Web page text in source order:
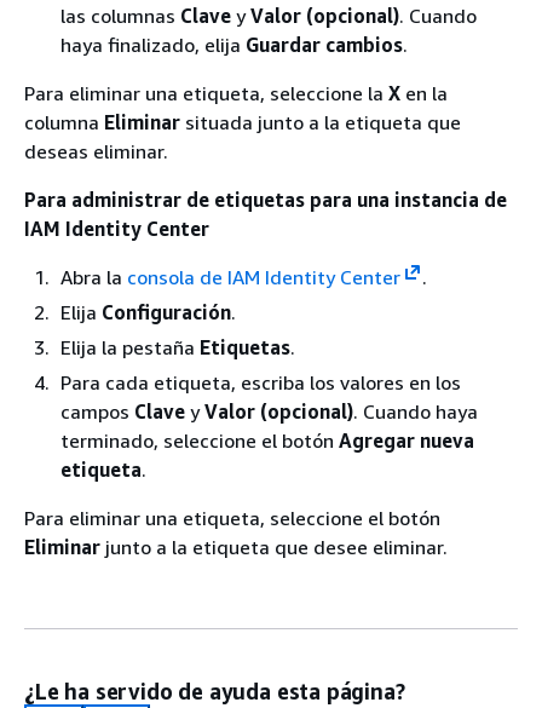
las columnas Clave yValor (opcional). Cuando
haya finalizado, elija Guardar cambios.
Para eliminar una etiqueta, seleccione la X en la
columna Eliminar situada junto a la etiqueta que
deseas eliminar.
Para administrar de etiquetas para una instancia de
IAM Identity Center
Abra la consola de IAM Identity Center
.
Elija Configuración.
Elija la pestaña Etiquetas.
Para cada etiqueta, escriba los valores en los
campos Clave yValor (opcional). Cuando haya
terminado, seleccione el botón Agregar nueva
etiqueta.
Para eliminar una etiqueta, seleccione el botón
Eliminar junto a la etiqueta que desee eliminar.
¿Le ha servido de ayuda esta página?